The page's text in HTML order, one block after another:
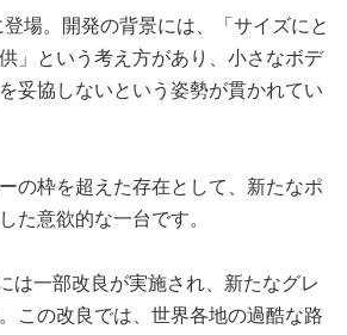
場。開発の背景には、「サイズにと
」という考え方があり、小さなボデ
妥協しないという姿勢が貫かれてい
の枠を超えた存在として、新たなポ
た意欲的な一台です。
は一部改良が実施され、新たなグレ
この改良では、世界各地の過酷な路